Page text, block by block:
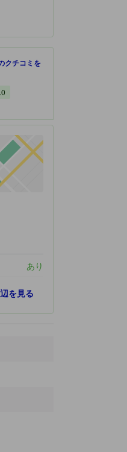
! 4 件のクチコミ
クチコミを
あり
を見る